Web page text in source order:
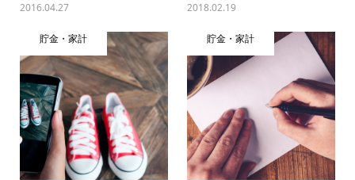
2016.04.27 2018.02.19
貯金・家計 貯金・家計